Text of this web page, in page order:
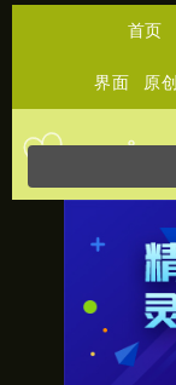
首页
界面 原创